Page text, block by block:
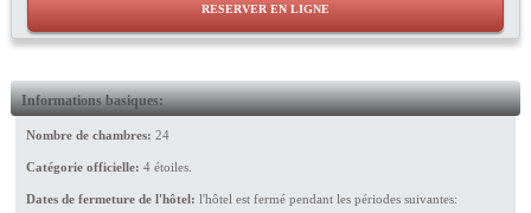
RESERVER EN LIGNE
Informations basiques:
Nombre de chambres: 24
Catégorie officielle: 4 étoiles.
Dates de fermeture de l'hôtel: l'hôtel est fermé pendant les périodes suivantes: